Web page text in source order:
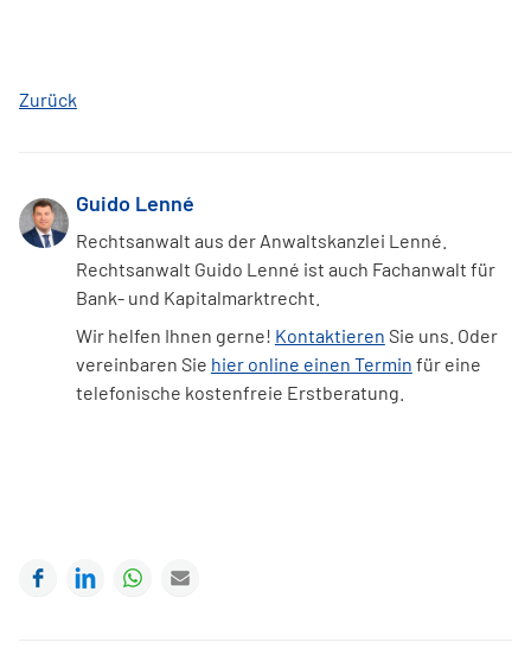
Zurück
Guido Lenné
Rechtsanwalt aus der Anwaltskanzlei Lenné.
Rechtsanwalt Guido Lenné ist auch Fachanwalt für
Bank- und Kapitalmarktrecht.
Wir helfen Ihnen gerne! Kontaktieren Sie uns. Oder
vereinbaren Sie hier online einen Termin für eine
telefonische kostenfreie Erstberatung.
FacebookLinkedInWhatsApp